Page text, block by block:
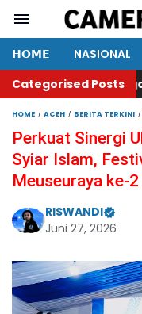
𝗛𝗢𝗠𝗘 NASIONAL
Categorised Posts
Makassar Tegaskan
HOME ACEH BERITA TERKINI
Perkuat Sinergi
Syiar Islam,
Meuseuraya ke-
RISWANDI
Juni 27, 2026